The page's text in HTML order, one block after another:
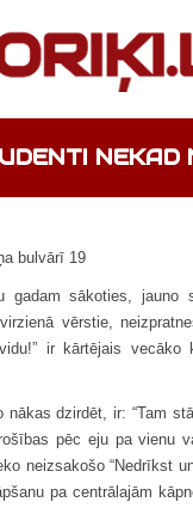
gadam sākoties,
vērstie,
ir kārtējais
nākas dzirdēt, ir: “Tam
pēc eju pa vienu
neizsakošo “Nedrīkst
pa centrālajām